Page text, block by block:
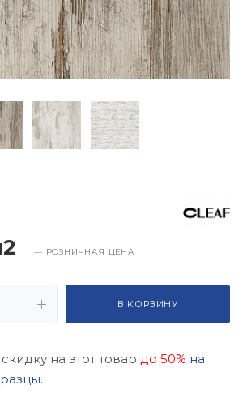
— РОЗНИЧНАЯ ЦЕНА
В КОРЗИНУ
на этот товар до 50% на